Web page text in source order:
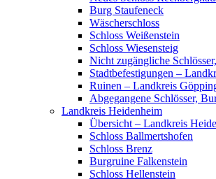
Burg Staufeneck
Wäscherschloss
Schloss Weißenstein
Schloss Wiesensteig
Nicht zugängliche
Stadtbefestigungen –
Ruinen – Landkreis
Abgegangene Schlösser,
Landkreis Heidenheim
Übersicht – Landkreis
Schloss Ballmertshofen
Schloss Brenz
Burgruine Falkenstein
Schloss Hellenstein